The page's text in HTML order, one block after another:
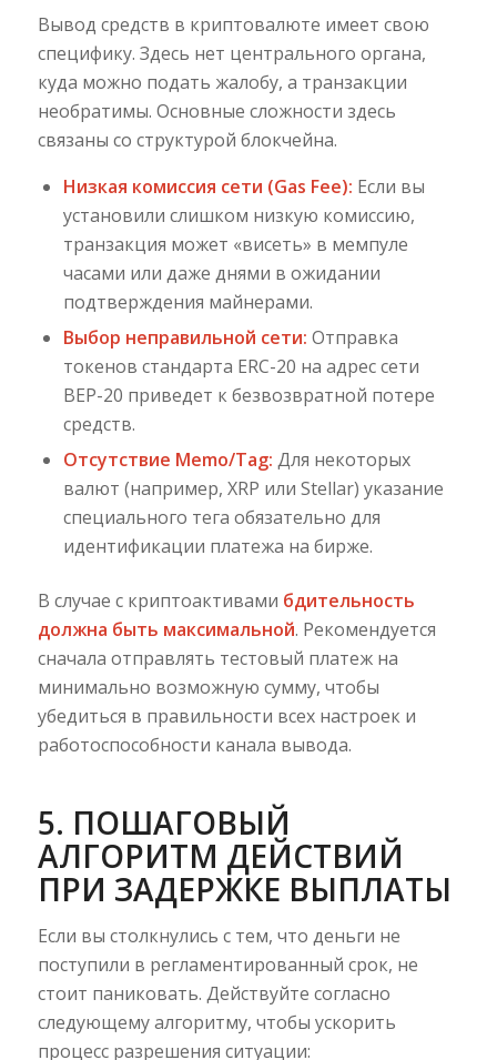
Вывод средств в криптовалюте имеет свою
специфику. Здесь нет центрального органа,
куда можно подать жалобу, а транзакции
необратимы. Основные сложности здесь
связаны со структурой блокчейна.
Низкая комиссия сети (Gas Fee): Если вы
установили слишком низкую комиссию,
транзакция может «висеть» в мемпуле
часами или даже днями в ожидании
подтверждения майнерами.
Выбор неправильной сети: Отправка
токенов стандарта ERC-20 на адрес сети
BEP-20 приведет к безвозвратной потере
средств.
Отсутствие Memo/Tag: Для некоторых
валют (например, XRP или Stellar) указание
специального тега обязательно для
идентификации платежа на бирже.
В случае с криптоактивами бдительность
должна быть максимальной. Рекомендуется
сначала отправлять тестовый платеж на
минимально возможную сумму, чтобы
убедиться в правильности всех настроек и
работоспособности канала вывода.
5. ПОШАГОВЫЙ
АЛГОРИТМ ДЕЙСТВИЙ
ПРИ ЗАДЕРЖКЕ ВЫПЛАТЫ
Если вы столкнулись с тем, что деньги не
поступили в регламентированный срок, не
стоит паниковать. Действуйте согласно
следующему алгоритму, чтобы ускорить
процесс разрешения ситуации: